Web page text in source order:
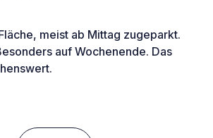
meist ab Mittag zugeparkt.
auf Wochenende. Das